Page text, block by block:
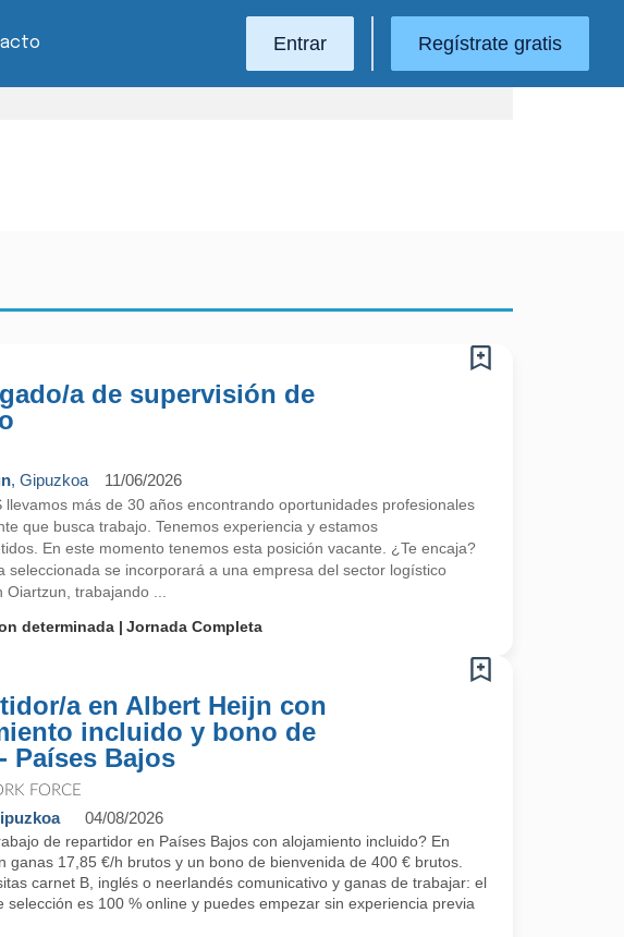
Entrar Regístrate gratis
a de supervisión de
, Gipuzkoa 11/06/2026
llevamos más de 30 años encontrando oportunidades profesionales
que busca trabajo. Tenemos experiencia y estamos
En este momento tenemos esta posición vacante. ¿Te encaja?
seleccionada se incorporará a una empresa del sector logístico
Oiartzun, trabajando ...
determinada
Jornada Completa
a en Albert Heijn con
incluido y bono de
Países Bajos
FORCE
04/08/2026
de repartidor en Países Bajos con alojamiento incluido? En
ganas 17,85 €/h brutos y un bono de bienvenida de 400 € brutos.
carnet B, inglés o neerlandés comunicativo y ganas de trabajar: el
selección es 100 % online y puedes empezar sin experiencia previa